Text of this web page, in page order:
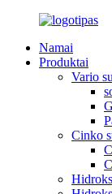
Namai
Produktai
Vario
Cinko